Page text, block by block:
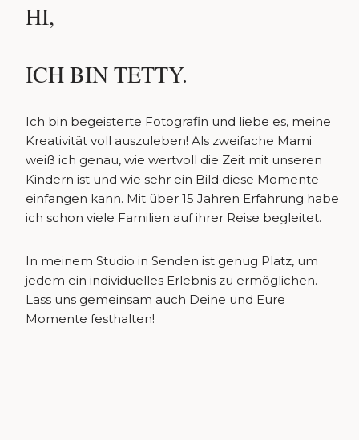
HI,
ICH BIN TETTY.
Ich bin begeisterte Fotografin und liebe es, meine
Kreativität voll auszuleben! Als zweifache Mami
weiß ich genau, wie wertvoll die Zeit mit unseren
Kindern ist und wie sehr ein Bild diese Momente
einfangen kann. Mit über 15 Jahren Erfahrung habe
ich schon viele Familien auf ihrer Reise begleitet.
In meinem Studio in Senden ist genug Platz, um
jedem ein individuelles Erlebnis zu ermöglichen.
Lass uns gemeinsam auch Deine und Eure
Momente festhalten!